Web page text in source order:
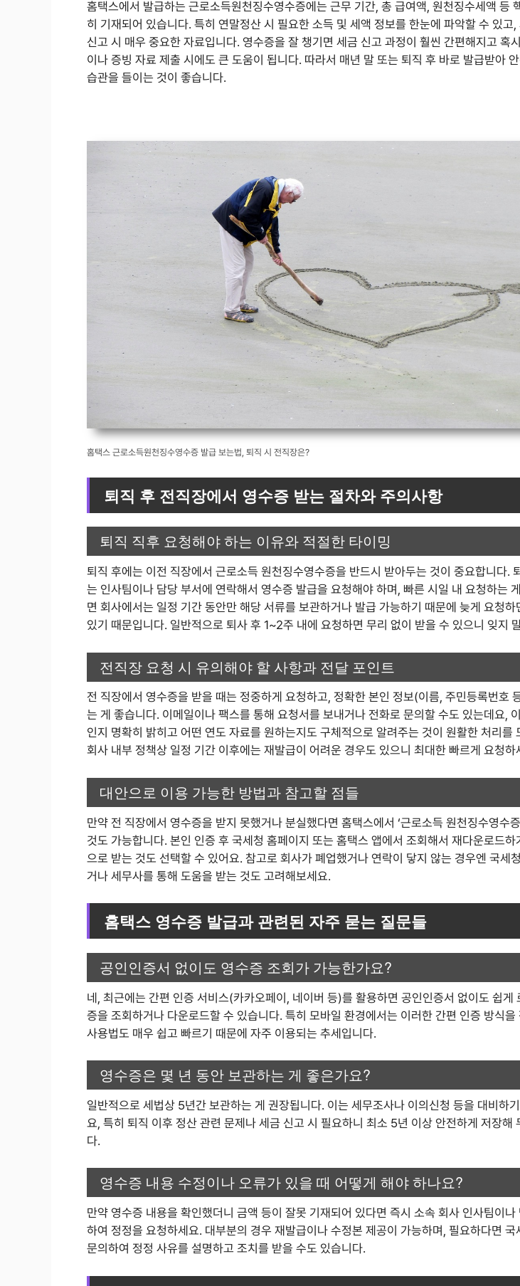
홈택스에서 발급하는 근로소득원천징수영수증에는 근무 기간, 총 급여액, 원천징수세액 등
히 기재되어 있습니다. 특히 연말정산 시 필요한 소득 및 세액 정보를 한눈에 파악할 수 있고
신고 시 매우 중요한 자료입니다. 영수증을 잘 챙기면 세금 신고 과정이 훨씬 간편해지고 혹
이나 증빙 자료 제출 시에도 큰 도움이 됩니다. 따라서 매년 말 또는 퇴직 후 바로 발급받아
습관을 들이는 것이 좋습니다.
홈택스 근로소득원천징수영수증 발급 보는법, 퇴직 시 전직장은?
퇴직 후 전직장에서 영수증 받는 절차와 주의사항
퇴직 직후 요청해야 하는 이유와 적절한 타이밍
퇴직 후에는 이전 직장에서 근로소득 원천징수영수증을 반드시 받아두는 것이 중요합니다.
는 인사팀이나 담당 부서에 연락해서 영수증 발급을 요청해야 하며, 빠른 시일 내 요청하는
면 회사에서는 일정 기간 동안만 해당 서류를 보관하거나 발급 가능하기 때문에 늦게 요청하
있기 때문입니다. 일반적으로 퇴사 후 1~2주 내에 요청하면 무리 없이 받을 수 있으니 잊지
전직장 요청 시 유의해야 할 사항과 전달 포인트
전 직장에서 영수증을 받을 때는 정중하게 요청하고, 정확한 본인 정보(이름, 주민등록번호
는 게 좋습니다. 이메일이나 팩스를 통해 요청서를 보내거나 전화로 문의할 수도 있는데요,
인지 명확히 밝히고 어떤 연도 자료를 원하는지도 구체적으로 알려주는 것이 원활한 처리를
회사 내부 정책상 일정 기간 이후에는 재발급이 어려운 경우도 있으니 최대한 빠르게 요청하
대안으로 이용 가능한 방법과 참고할 점들
만약 전 직장에서 영수증을 받지 못했거나 분실했다면 홈택스에서 ‘근로소득 원천징수영수
것도 가능합니다. 본인 인증 후 국세청 홈페이지 또는 홈택스 앱에서 조회해서 재다운로드하
으로 받는 것도 선택할 수 있어요. 참고로 회사가 폐업했거나 연락이 닿지 않는 경우엔 국세
거나 세무사를 통해 도움을 받는 것도 고려해보세요.
홈택스 영수증 발급과 관련된 자주 묻는 질문들
공인인증서 없이도 영수증 조회가 가능한가요?
네, 최근에는 간편 인증 서비스(카카오페이, 네이버 등)를 활용하면 공인인증서 없이도 쉽게
증을 조회하거나 다운로드할 수 있습니다. 특히 모바일 환경에서는 이러한 간편 인증 방식을
사용법도 매우 쉽고 빠르기 때문에 자주 이용되는 추세입니다.
영수증은 몇 년 동안 보관하는 게 좋은가요?
일반적으로 세법상 5년간 보관하는 게 권장됩니다. 이는 세무조사나 이의신청 등을 대비하
요, 특히 퇴직 이후 정산 관련 문제나 세금 신고 시 필요하니 최소 5년 이상 안전하게 저장해
다.
영수증 내용 수정이나 오류가 있을 때 어떻게 해야 하나요?
만약 영수증 내용을 확인했더니 금액 등이 잘못 기재되어 있다면 즉시 소속 회사 인사팀이나
하여 정정을 요청하세요. 대부분의 경우 재발급이나 수정본 제공이 가능하며, 필요하다면 국
문의하여 정정 사유를 설명하고 조치를 받을 수도 있습니다.